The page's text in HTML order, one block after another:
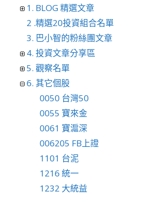
1. BLOG 精選文章
2 .精選20投資組合名單
3. 巴小智的粉絲團文章
4. 投資文章分享區
5. 觀察名單
6. 其它個股
0050 台灣50
0055 寶來金
0061 寶滬深
006205 FB上證
1101 台泥
1216 統一
1232 大統益